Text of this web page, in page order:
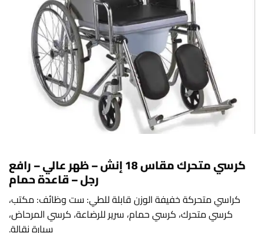
كرسي متحرك مقاس 18 إنش – ظهر عالي – رافع
رجل – قاعدة حمام
كراسي متحركة خفيفة الوزن قابلة للطي: ست وظائف: مكتب،
كرسي متحرك، كرسي حمام، سرير للرضاعة، كرسي المرحاض،
سيارة نقالة.